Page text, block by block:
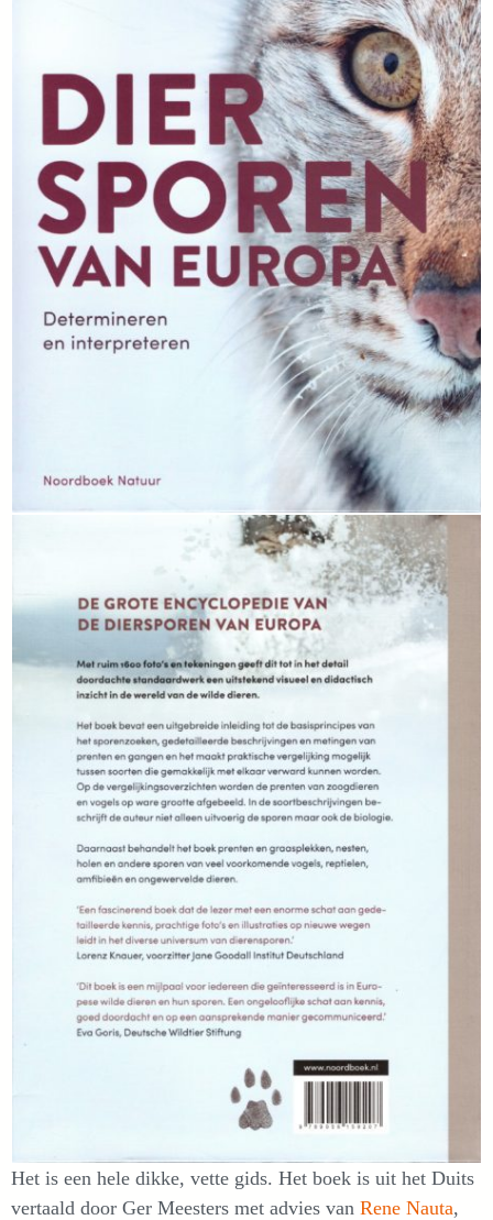
Het is een hele dikke, vette gids. Het boek is uit het Duits
vertaald door Ger Meesters met advies van Rene Nauta,